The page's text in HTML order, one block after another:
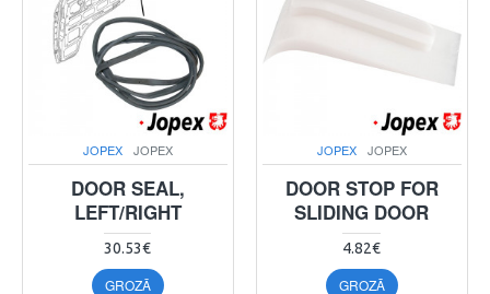
JOPEX JOPEX
DOOR SEAL,
LEFT/RIGHT
30.53€
GROZĀ
JOPEX JOPEX
DOOR STOP FOR
SLIDING DOOR
4.82€
GROZĀ